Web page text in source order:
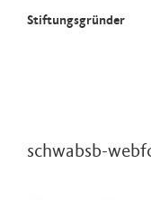
Stiftungsgründer
schwabsb-